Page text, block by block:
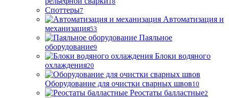
Споттеры7
Автоматизация и
механизация53
Паяльное
оборудование9
Блоки водяного
охлаждения20
Оборудование для очистки сварных швов10
Реостаты балластные2